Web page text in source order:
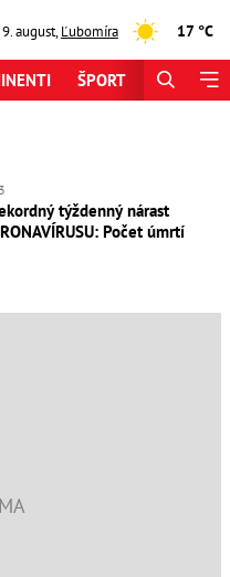
9. august,Ľubomíra 17 °C
ŠPORT
týždenný nárast
Počet úmrtí